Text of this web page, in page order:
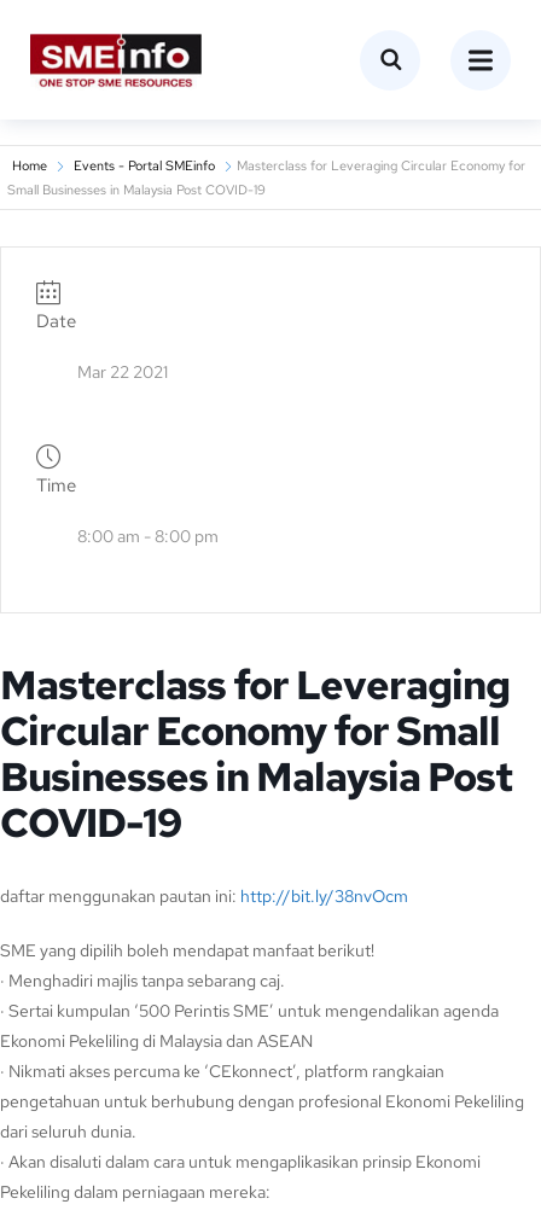
Home Events - Portal SMEinfo
Masterclass for Leveraging Circular Economy for
Small Businesses in Malaysia Post COVID-19
Date
Mar 22 2021
Time
8:00 am - 8:00 pm
Masterclass for Leveraging
Circular Economy for Small
Businesses in Malaysia Post
COVID-19
daftar menggunakan pautan ini: http://bit.ly/38nvOcm
SME yang dipilih boleh mendapat manfaat berikut!
· Menghadiri majlis tanpa sebarang caj.
· Sertai kumpulan ‘500 Perintis SME’ untuk mengendalikan agenda
Ekonomi Pekeliling di Malaysia dan ASEAN
· Nikmati akses percuma ke ‘CEkonnect’, platform rangkaian
pengetahuan untuk berhubung dengan profesional Ekonomi Pekeliling
dari seluruh dunia.
· Akan disaluti dalam cara untuk mengaplikasikan prinsip Ekonomi
Pekeliling dalam perniagaan mereka: